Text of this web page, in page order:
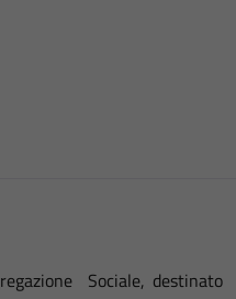
Sociale, destinato